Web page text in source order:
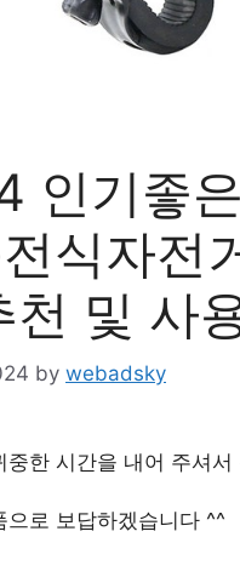
인기좋
식자전
천 및 사
by webadsky
중한 시간을 내어 주셔서
으로 보답하겠습니다 ^^